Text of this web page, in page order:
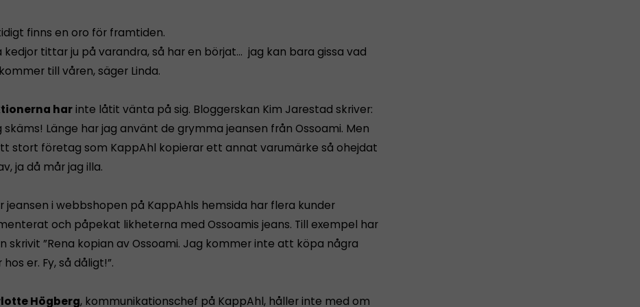
finns en oro för framtiden.
kedjor tittar ju på varandra, så har en börjat… jag kan bara gissa vad
till våren, säger Linda.
harinte låtit vänta på sig. Bloggerskan Kim Jarestad skriver:
skäms! Länge har jag använt de grymma jeansen från Ossoami. Men
stort företag som KappAhl kopierar ett annat varumärke så ohejdat
ja då mår jag illa.
jeansen i webbshopen på KappAhls hemsida har flera kunder
och påpekat likheterna med Ossoamis jeans. Till exempel har
skrivit ”Rena kopian av Ossoami. Jag kommer inte att köpa några
hos er. Fy, så dåligt!”.
Högberg, kommunikationschef på KappAhl, håller inte med om